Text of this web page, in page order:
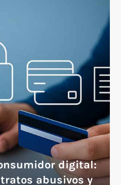
digital:
abusivos y